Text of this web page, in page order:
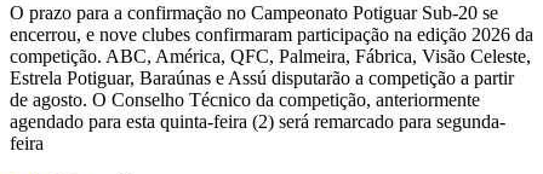
O prazo para a confirmação no Campeonato Potiguar Sub-20 se
encerrou, e nove clubes confirmaram participação na edição 2026 da
competição. ABC, América, QFC, Palmeira, Fábrica, Visão Celeste,
Estrela Potiguar, Baraúnas e Assú disputarão a competição a partir
de agosto. O Conselho Técnico da competição, anteriormente
agendado para esta quinta-feira (2) será remarcado para segunda-
feira